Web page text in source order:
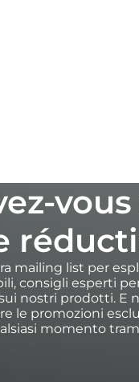
mailing list per
consigli esperti
nostri prodotti. E
le promozioni
momento